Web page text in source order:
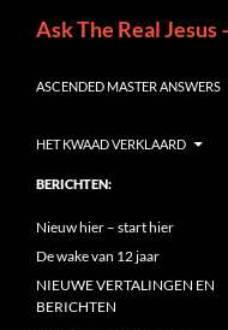
inhoud
Ask The Real
ASCENDED MASTER ANSWERS
HET KWAAD VERKLAARD
BERICHTEN:
Nieuw hier – start hier
De wake van 12 jaar
NIEUWE VERTALINGEN EN
BERICHTEN